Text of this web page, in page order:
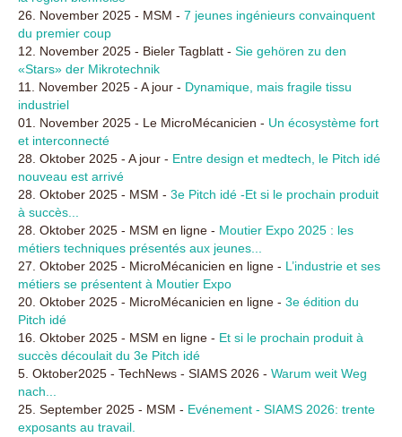
26. November 2025 - MSM - 7 jeunes ingénieurs convainquent
du premier coup
12. November 2025 - Bieler Tagblatt - Sie gehören zu den
«Stars» der Mikrotechnik
11. November 2025 - A jour - Dynamique, mais fragile tissu
industriel
01. November 2025 - Le MicroMécanicien - Un écosystème fort
et interconnecté
28. Oktober 2025 - A jour - Entre design et medtech, le Pitch idé
nouveau est arrivé
28. Oktober 2025 - MSM - 3e Pitch idé -Et si le prochain produit
à succès...
28. Oktober 2025 - MSM en ligne - Moutier Expo 2025 : les
métiers techniques présentés aux jeunes...
27. Oktober 2025 - MicroMécanicien en ligne - L’industrie et ses
métiers se présentent à Moutier Expo
20. Oktober 2025 - MicroMécanicien en ligne - 3e édition du
Pitch idé
16. Oktober 2025 - MSM en ligne - Et si le prochain produit à
succès découlait du 3e Pitch idé
5. Oktober2025 - TechNews - SIAMS 2026 - Warum weit Weg
nach...
25. September 2025 - MSM - Evénement - SIAMS 2026: trente
exposants au travail.